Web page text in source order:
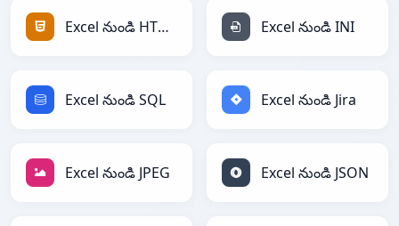
Excel నుండి HTML Excel నుండి INI
Excel నుండి SQL Excel నుండి Jira
Excel నుండి JPEG Excel నుండి JSON